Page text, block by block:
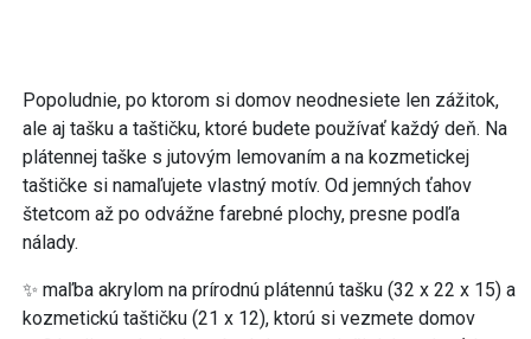
Popoludnie, po ktorom si domov neodnesiete len zážitok,
ale aj tašku a taštičku, ktoré budete používať každý deň. Na
plátennej taške s jutovým lemovaním a na kozmetickej
taštičke si namaľujete vlastný motív. Od jemných ťahov
štetcom až po odvážne farebné plochy, presne podľa
nálady.
✨ maľba akrylom na prírodnú plátennú tašku (32 x 22 x 15) a
kozmetickú taštičku (21 x 12), ktorú si vezmete domov